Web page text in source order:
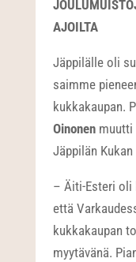
AJOILTA
Jäppilälle oli
saimme
kukkakaupan.
Oinonen muutti
Jäppilän
– Äiti-Esteri oli
että
kukkakaupan
myytävänä.